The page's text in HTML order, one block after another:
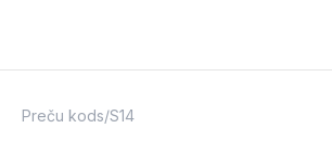
Preču kods/S14